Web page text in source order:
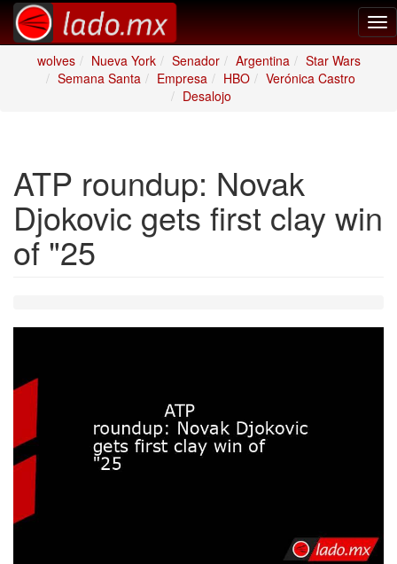
wolves
Nueva York Senador Argentina
Star Wars
Semana Santa
Empresa HBO
Verónica Castro
Desalojo
ATP roundup: Novak
Djokovic gets first clay win
of "25